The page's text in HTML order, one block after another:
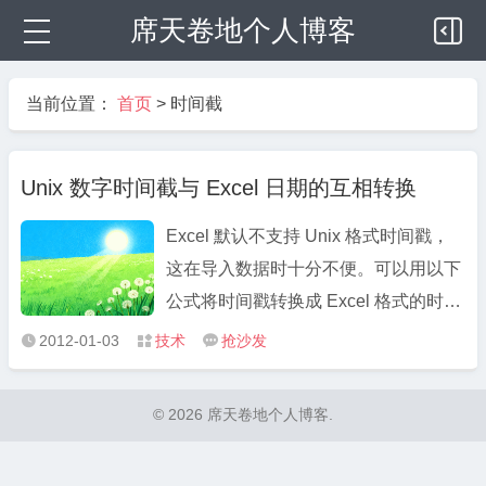
席天卷地个人博客
当前位置： 首页 > 时间截
Unix 数字时间截与 Excel 日期的互相转换
Excel 默认不支持 Unix 格式时间戳，
这在导入数据时十分不便。可以用以下
公式将时间戳转换成 Excel 格式的时
间： =(x+8*3600)/86400+70*365+19
其中x为时间戳的单元格，8*3600 中的
 2012-01-03  技术  抢沙发
© 2026 席天卷地个人博客.